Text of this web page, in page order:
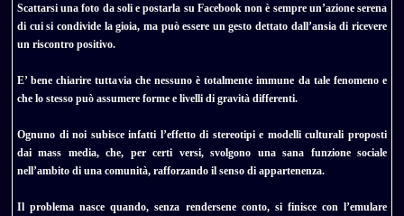
Scattarsi una foto da soli e postarla su Facebook non è sempre un’azione serena
di cui si condivide la gioia, ma può essere un gesto dettato dall’ansia di ricevere
un riscontro positivo.
E’ bene chiarire tuttavia che nessuno è totalmente immune da tale fenomeno e
che lo stesso può assumere forme e livelli di gravità differenti.
Ognuno di noi subisce infatti l’effetto di stereotipi e modelli culturali proposti
dai mass media, che, per certi versi, svolgono una sana funzione sociale
nell’ambito di una comunità, rafforzando il senso di appartenenza.
Il problema nasce quando, senza rendersene conto, si finisce con l’emulare